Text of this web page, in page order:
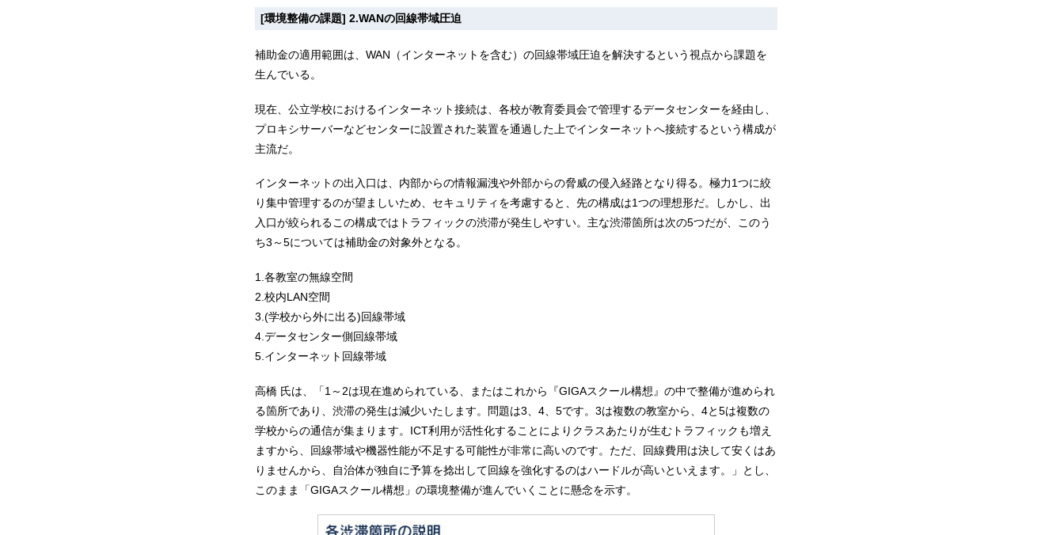
[環境整備の課題] 2.WANの回線帯域圧迫
補助金の適用範囲は、WAN（インターネットを含む）の回線帯域圧迫を解決するという視点から課題を
生んでいる。
現在、公立学校におけるインターネット接続は、各校が教育委員会で管理するデータセンターを経由し、
プロキシサーバーなどセンターに設置された装置を通過した上でインターネットへ接続するという構成が
主流だ。
インターネットの出入口は、内部からの情報漏洩や外部からの脅威の侵入経路となり得る。極力1つに絞
り集中管理するのが望ましいため、セキュリティを考慮すると、先の構成は1つの理想形だ。しかし、出
入口が絞られるこの構成ではトラフィックの渋滞が発生しやすい。主な渋滞箇所は次の5つだが、このう
ち3～5については補助金の対象外となる。
1.各教室の無線空間
2.校内LAN空間
3.(学校から外に出る)回線帯域
4.データセンター側回線帯域
5.インターネット回線帯域
高橋 氏は、「1～2は現在進められている、またはこれから『GIGAスクール構想』の中で整備が進められ
る箇所であり、渋滞の発生は減少いたします。問題は3、4、5です。3は複数の教室から、4と5は複数の
学校からの通信が集まります。ICT利用が活性化することによりクラスあたりが生むトラフィックも増え
ますから、回線帯域や機器性能が不足する可能性が非常に高いのです。ただ、回線費用は決して安くはあ
りませんから、自治体が独自に予算を捻出して回線を強化するのはハードルが高いといえます。」とし、
このまま「GIGAスクール構想」の環境整備が進んでいくことに懸念を示す。